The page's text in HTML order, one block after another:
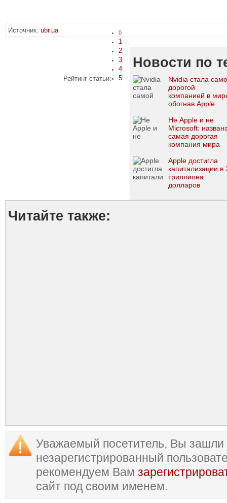
Источник: ubr.ua
Рейтинг статьи:
0
1
2
3
4
5
Новости по
Nvidia стала
дорогой
компанией в
обогнав Apple
Не Apple и не
Microsoft:
самая дорогая
компания мира
Apple достигла
капитализации в
триллиона
долларов
Читайте также:
Уважаемый посетитель, Вы зашли
незарегистрированный
рекомендуем Вам
сайт под своим именем.